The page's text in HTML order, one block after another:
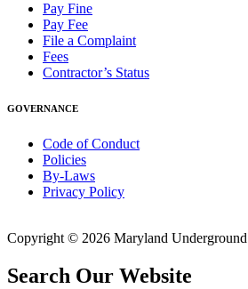
Pay Fine
Pay Fee
File a Complaint
Fees
Contractor’s Status
GOVERNANCE
Code of Conduct
Policies
By-Laws
Privacy Policy
Copyright © 2026 Maryland
Search Our Website